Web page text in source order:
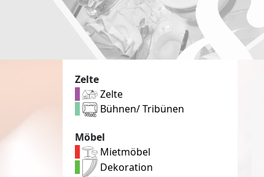
Zelte
Zelte
Bühnen/ Tribünen
Möbel
Mietmöbel
Dekoration